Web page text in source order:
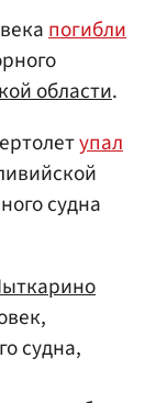
погибли
области.
упал
судна
судна,